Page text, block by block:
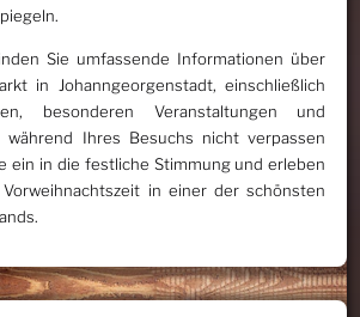
Sie umfassende Informationen über
in Johanngeorgenstadt, einschließlich
besonderen Veranstaltungen und
während Ihres Besuchs nicht verpassen
ein in die festliche Stimmung und erleben
in einer der schönsten